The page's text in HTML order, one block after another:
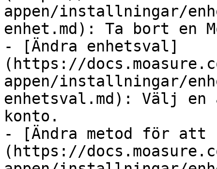
appen/installningar/
enhet.md): Ta bort en
- [Ändra enhetsval]
(https://
appen/installningar/
enhetsval.md): Välj en
konto.
- [Ändra metod för att
(https://